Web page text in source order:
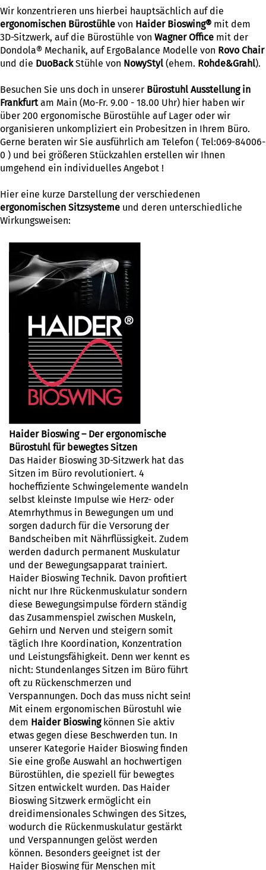
Wir konzentrieren uns hierbei hauptsächlich auf die
ergonomischen Bürostühle von Haider Bioswing® mit dem
3D-Sitzwerk, auf die Bürostühle von Wagner Office mit der
Dondola® Mechanik, auf ErgoBalance Modelle von Rovo Chair
und die DuoBackStühle von NowyStyl (ehem. Rohde&Grahl).
Besuchen Sie uns doch in unserer Bürostuhl Ausstellung in
Frankfurtam Main (Mo-Fr. 9.00 - 18.00 Uhr) hier haben wir
über 200 ergonomische Bürostühle auf Lager oder wir
organisieren unkompliziert ein Probesitzen in Ihrem Büro.
Gerne beraten wir Sie ausführlich am Telefon ( Tel:069-84006-
0 ) und bei größeren Stückzahlen erstellen wir Ihnen
umgehend ein individuelles Angebot !
Hier eine kurze Darstellung der verschiedenen
ergonomischen Sitzsysteme und deren unterschiedliche
Wirkungsweisen:
Haider Bioswing – Der ergonomische
Bürostuhl für bewegtes Sitzen
Das Haider Bioswing 3D-Sitzwerk hat das
Sitzen im Büro revolutioniert. 4
hocheffiziente Schwingelemente wandeln
selbst kleinste Impulse wie Herz- oder
Atemrhythmus in Bewegungen um und
sorgen dadurch für die Versorung der
Bandscheiben mit Nährflüssigkeit. Zudem
werden dadurch permanent Muskulatur
und der Bewegungsapparat trainiert.
Haider Bioswing Technik. Davon profitiert
nicht nur Ihre Rückenmuskulatur sondern
diese Bewegungsimpulse fördern ständig
das Zusammenspiel zwischen Muskeln,
Gehirn und Nerven und steigern somit
täglich Ihre Koordination, Konzentration
und Leistungsfähigkeit. Denn wer kennt es
nicht: Stundenlanges Sitzen im Büro führt
oft zu Rückenschmerzen und
Verspannungen. Doch das muss nicht sein!
Mit einem ergonomischen Bürostuhl wie
dem Haider Bioswingkönnen Sie aktiv
etwas gegen diese Beschwerden tun. In
unserer Kategorie Haider Bioswing finden
Sie eine große Auswahl an hochwertigen
Bürostühlen, die speziell für bewegtes
Sitzen entwickelt wurden. Das Haider
Bioswing Sitzwerk ermöglicht ein
dreidimensionales Schwingen des Sitzes,
wodurch die Rückenmuskulatur gestärkt
und Verspannungen gelöst werden
können. Besonders geeignet ist der
Haider Bioswing für Menschen mit